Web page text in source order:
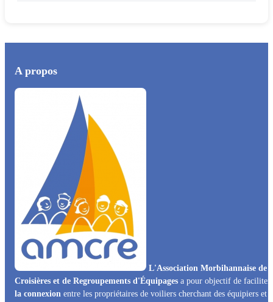
A propos
L'Association Morbihannaise de
Croisières et de Regroupements d'Équipages a pour objectif de faciliter
la connexion entre les propriétaires de voiliers cherchant des équipiers et